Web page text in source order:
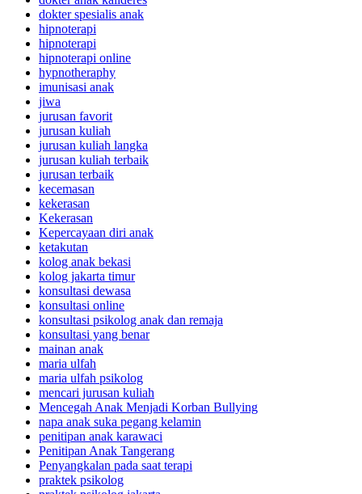
dokter spesialis anak
hipnoterapi
hipnoterapi
hipnoterapi online
hypnotheraphy
imunisasi anak
jiwa
jurusan favorit
jurusan kuliah
jurusan kuliah langka
jurusan kuliah terbaik
jurusan terbaik
kecemasan
kekerasan
Kekerasan
Kepercayaan diri anak
ketakutan
kolog anak bekasi
kolog jakarta timur
konsultasi dewasa
konsultasi online
konsultasi psikolog anak dan remaja
konsultasi yang benar
mainan anak
maria ulfah
maria ulfah psikolog
mencari jurusan kuliah
Mencegah Anak Menjadi Korban Bullying
napa anak suka pegang kelamin
penitipan anak karawaci
Penitipan Anak Tangerang
Penyangkalan pada saat terapi
praktek psikolog